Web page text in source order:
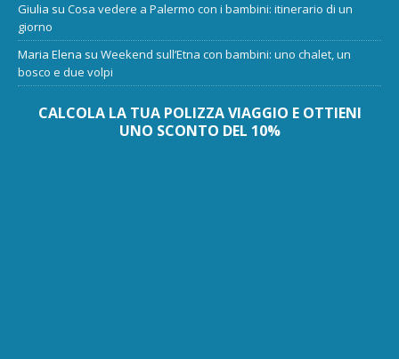
Giulia su Cosa vedere a Palermo con i bambini: itinerario di un
giorno
Maria Elena su Weekend sull’Etna con bambini: uno chalet, un
bosco e due volpi
CALCOLA LA TUA POLIZZA VIAGGIO E OTTIENI
UNO SCONTO DEL 10%